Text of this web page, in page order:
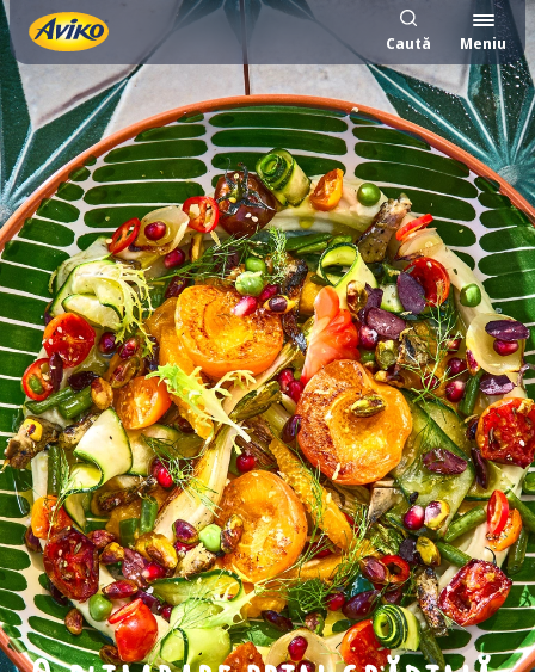
Caută Meniu